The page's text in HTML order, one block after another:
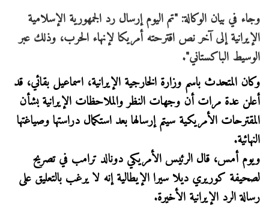
وجاء في بيان الوكالة: "تم اليوم إرسال رد الجمهورية الإسلامية
الإيرانية إلى آخر نص اقترحته أمريكا لإنهاء الحرب، وذلك عبر
الوسيط الباكستاني".
وكان المتحدث باسم وزارة الخارجية الإيرانية، اسماعيل بقائي، قد
أعلن عدة مرات أن وجهات النظر والملاحظات الإيرانية بشأن
المقترحات الأمريكية سيتم إرسالها بعد استكمال دراستها وصياغتها
النهائية.
ويوم أمس، قال الرئيس الأمريكي دونالد ترامب في تصريح
لصحيفة كوريري ديلا سيرا الإيطالية إنه لا يرغب بالتعليق على
رسالة الرد الإيرانية الأخيرة.